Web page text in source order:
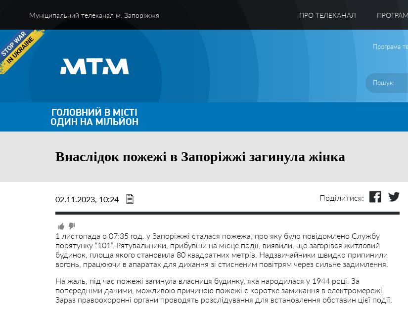
Муніципальний телеканал м. Запоріжжя ПРО ТЕЛЕКАНАЛ
Програма
ГОЛОВНИЙ В МІСТІ
ОДИН НА МІЛЬЙОН
Внаслідок пожежі в Запоріжжі загинула жінка
02.11.2023, 10:24 Поділитися:
1 листопада о 07:35 год. у Запоріжжі сталася пожежа, про яку було повідомлено Службу
порятунку “101”. Рятувальники, прибувши на місце події, виявили, що загорівся житловий
будинок, площа якого становила 80 квадратних метрів. Надзвичайники швидко припинили
вогонь, працюючи в апаратах для дихання зі стисненим повітрям через сильне задимлення.
На жаль, під час пожежі загинула власниця будинку, яка народилася у 1944 році. За
попередніми даними, можливою причиною пожежі є коротке замикання в електромережі.
Зараз правоохоронні органи проводять розслідування для встановлення обставин цієї події.